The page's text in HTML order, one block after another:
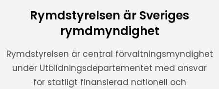
Rymdstyrelsen är Sveriges
rymdmyndighet
Rymdstyrelsen är central förvaltningsmyndighet
under Utbildningsdepartementet med ansvar
för statligt finansierad nationell och